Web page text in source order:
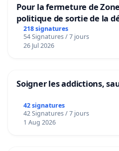
Pour la fermeture de
politique de sortie de la
218 signatures
54 Signatures / 7 jours
26 Jul 2026
Soigner les addictions,
42 signatures
42 Signatures / 7 jours
1 Aug 2026